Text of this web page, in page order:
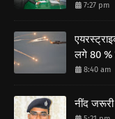
7:27 pm
लगे 80 %
8:40 am
नींद जरूरी